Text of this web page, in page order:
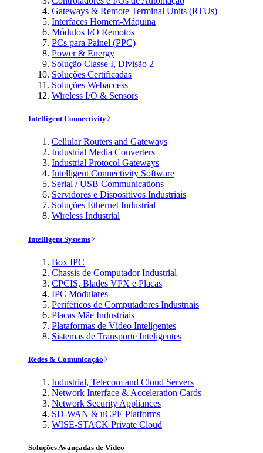
Gateways & Remote Terminal Units (RTUs)
Interfaces Homem-Máquina
Módulos I/O Remotos
PCs para Painel (PPC)
Power & Energy
Solução Classe I, Divisão 2
Soluções Certificadas
Soluções Webaccess +
Wireless I/O & Sensors
Intelligent Connectivity
Cellular Routers and Gateways
Industrial Media Converters
Industrial Protocol Gateways
Intelligent Connectivity Software
Serial / USB Communications
Servidores e Dispositivos Industriais
Soluções Ethernet Industrial
Wireless Industrial
Intelligent Systems
Box IPC
Chassis de Computador Industrial
CPCIS, Blades VPX e Placas
IPC Modulares
Periféricos de Computadores Industriais
Placas Mãe Industriais
Plataformas de Vídeo Inteligentes
Sistemas de Transporte Inteligentes
Redes & Comunicação
Industrial, Telecom and Cloud Servers
Network Interface & Acceleration Cards
Network Security Appliances
SD-WAN & uCPE Platforms
WISE-STACK Private Cloud
Soluções Avançadas de Vídeo